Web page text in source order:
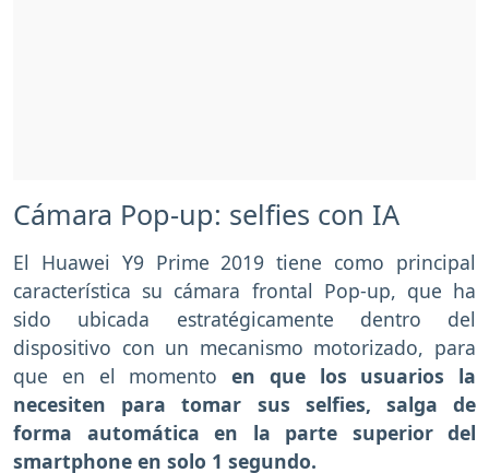
Cámara Pop-up: selfies con IA
El Huawei Y9 Prime 2019 tiene como principal
característica su cámara frontal Pop-up, que ha
sido ubicada estratégicamente dentro del
dispositivo con un mecanismo motorizado, para
que en el momento en que los usuarios la
necesiten para tomar sus selfies, salga de
forma automática en la parte superior del
smartphone en solo 1 segundo.